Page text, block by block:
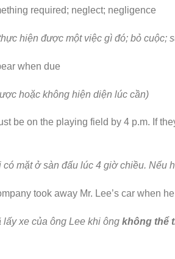
required; neglect; negligence
hiện được một việc gì đó; bỏ cuộc;
when due
hoặc không hiện diện lúc cần)
be on the playing field by 4 p.m. If
mặt ở sàn đấu lúc 4 giờ chiều. Nếu
took away Mr. Lee’s car when he
lấy xe của ông Lee khi ông không thể